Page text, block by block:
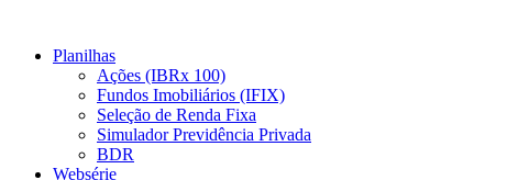
Planilhas
Ações (IBRx 100)
Fundos Imobiliários (IFIX)
Seleção de Renda Fixa
Simulador Previdência Privada
BDR
Websérie